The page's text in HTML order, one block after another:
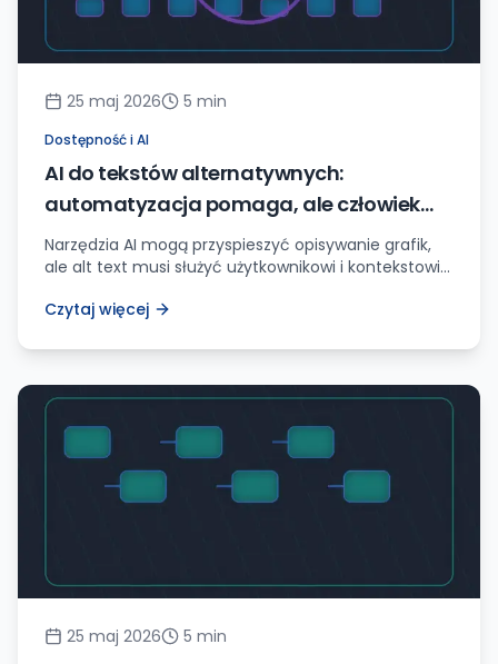
25 maj 2026 5 min
Dostępność i AI
AI do tekstów alternatywnych:
automatyzacja pomaga, ale człowiek
dalej musi sprawdzić sens
Narzędzia AI mogą przyspieszyć opisywanie grafik,
ale alt text musi służyć użytkownikowi i kontekstowi
Czytaj więcej
25 maj 2026 5 min